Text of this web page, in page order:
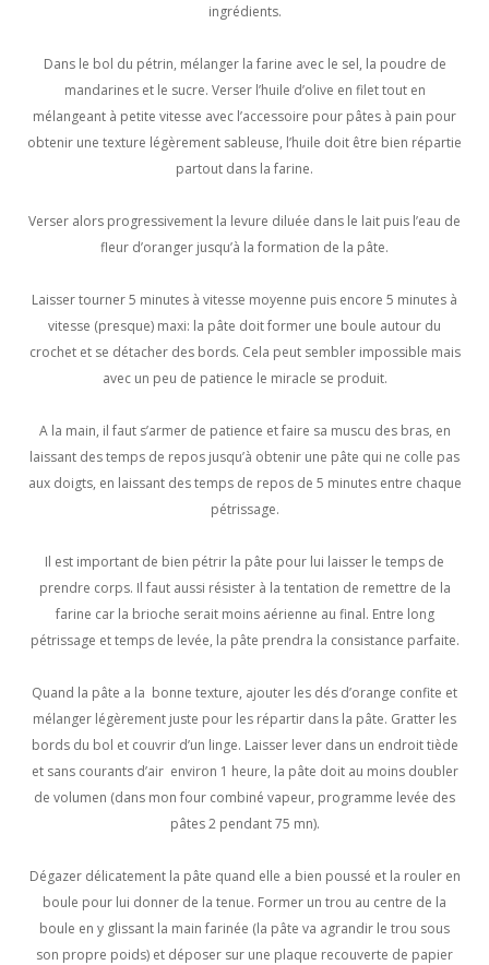
ingrédients.
Dans le bol du pétrin, mélanger la farine avec le sel, la poudre de
mandarines et le sucre. Verser l’huile d’olive en filet tout en
mélangeant à petite vitesse avec l’accessoire pour pâtes à pain pour
obtenir une texture légèrement sableuse, l’huile doit être bien répartie
partout dans la farine.
Verser alors progressivement la levure diluée dans le lait puis l’eau de
fleur d’oranger jusqu’à la formation de la pâte.
Laisser tourner 5 minutes à vitesse moyenne puis encore 5 minutes à
vitesse (presque) maxi: la pâte doit former une boule autour du
crochet et se détacher des bords. Cela peut sembler impossible mais
avec un peu de patience le miracle se produit.
A la main, il faut s’armer de patience et faire sa muscu des bras, en
laissant des temps de repos jusqu’à obtenir une pâte qui ne colle pas
aux doigts, en laissant des temps de repos de 5 minutes entre chaque
pétrissage.
Il est important de bien pétrir la pâte pour lui laisser le temps de
prendre corps. Il faut aussi résister à la tentation de remettre de la
farine car la brioche serait moins aérienne au final. Entre long
pétrissage et temps de levée, la pâte prendra la consistance parfaite.
Quand la pâte a la bonne texture, ajouter les dés d’orange confite et
mélanger légèrement juste pour les répartir dans la pâte. Gratter les
bords du bol et couvrir d’un linge. Laisser lever dans un endroit tiède
et sans courants d’air environ 1 heure, la pâte doit au moins doubler
de volumen (dans mon four combiné vapeur, programme levée des
pâtes 2 pendant 75 mn).
Dégazer délicatement la pâte quand elle a bien poussé et la rouler en
boule pour lui donner de la tenue. Former un trou au centre de la
boule en y glissant la main farinée (la pâte va agrandir le trou sous
son propre poids) et déposer sur une plaque recouverte de papier